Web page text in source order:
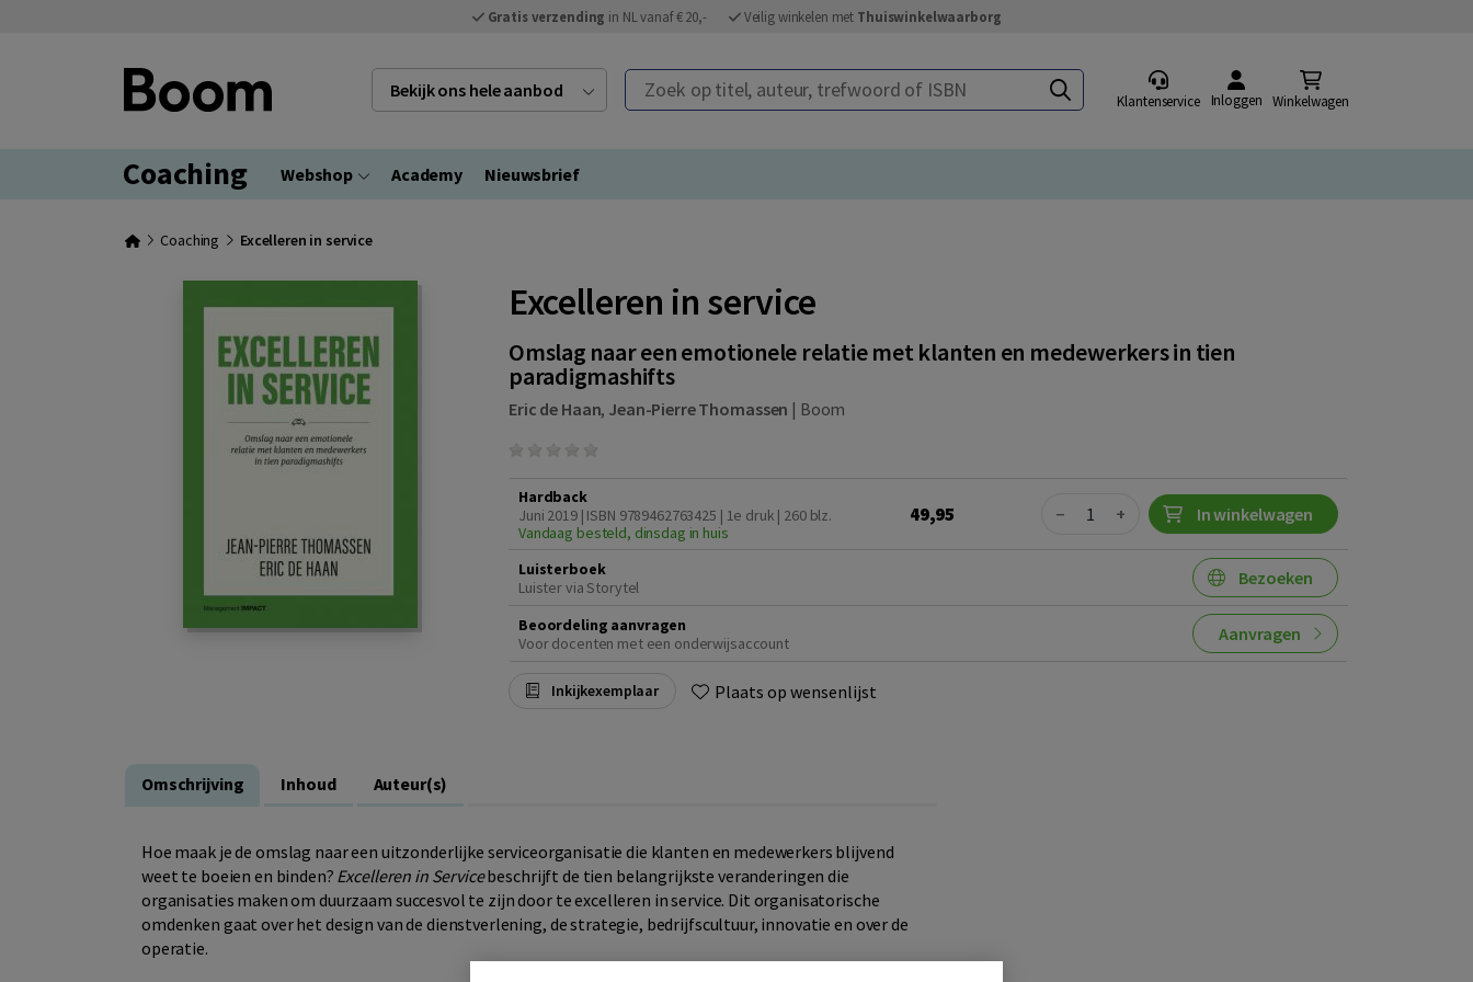
Gratis verzending in NL vanaf € 20,- Veilig winkelen met Thuiswinkelwaarborg
Bekijk ons hele aanbod Zoek op titel, auteur, trefwoord of ISBN
Klantenservice Inloggen Winkelwagen
Coaching Webshop Academy Nieuwsbrief
Coaching Excelleren in service
Excelleren in service
Omslag naar een emotionele relatie met klanten en medewerkers in tien
paradigmashifts
Eric de Haan, Jean-Pierre Thomassen | Boom
Hardback
Juni 2019 | ISBN 9789462763425 | 1e druk | 260 blz.
Vandaag besteld, dinsdag in huis
49,95 Quantity
− + In winkelwagen
Luisterboek
Luister via Storytel
Bezoeken
Beoordeling aanvragen
Voor docenten met een onderwijsaccount
Aanvragen
Inkijkexemplaar Plaats op wensenlijst
Omschrijving Inhoud Auteur(s)
Hoe maak je de omslag naar een uitzonderlijke serviceorganisatie die klanten en medewerkers blijvend
weet te boeien en binden? Excelleren in Servicebeschrijft de tien belangrijkste veranderingen die
organisaties maken om duurzaam succesvol te zijn door te excelleren in service. Dit organisatorische
omdenken gaat over het design van de dienstverlening, de strategie, bedrijfscultuur, innovatie en over de
operatie.